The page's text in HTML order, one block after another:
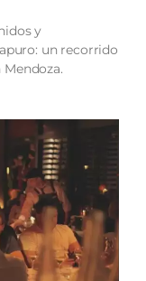
y
un recorrido